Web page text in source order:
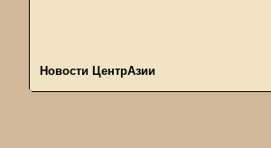
Новости ЦентрАзии